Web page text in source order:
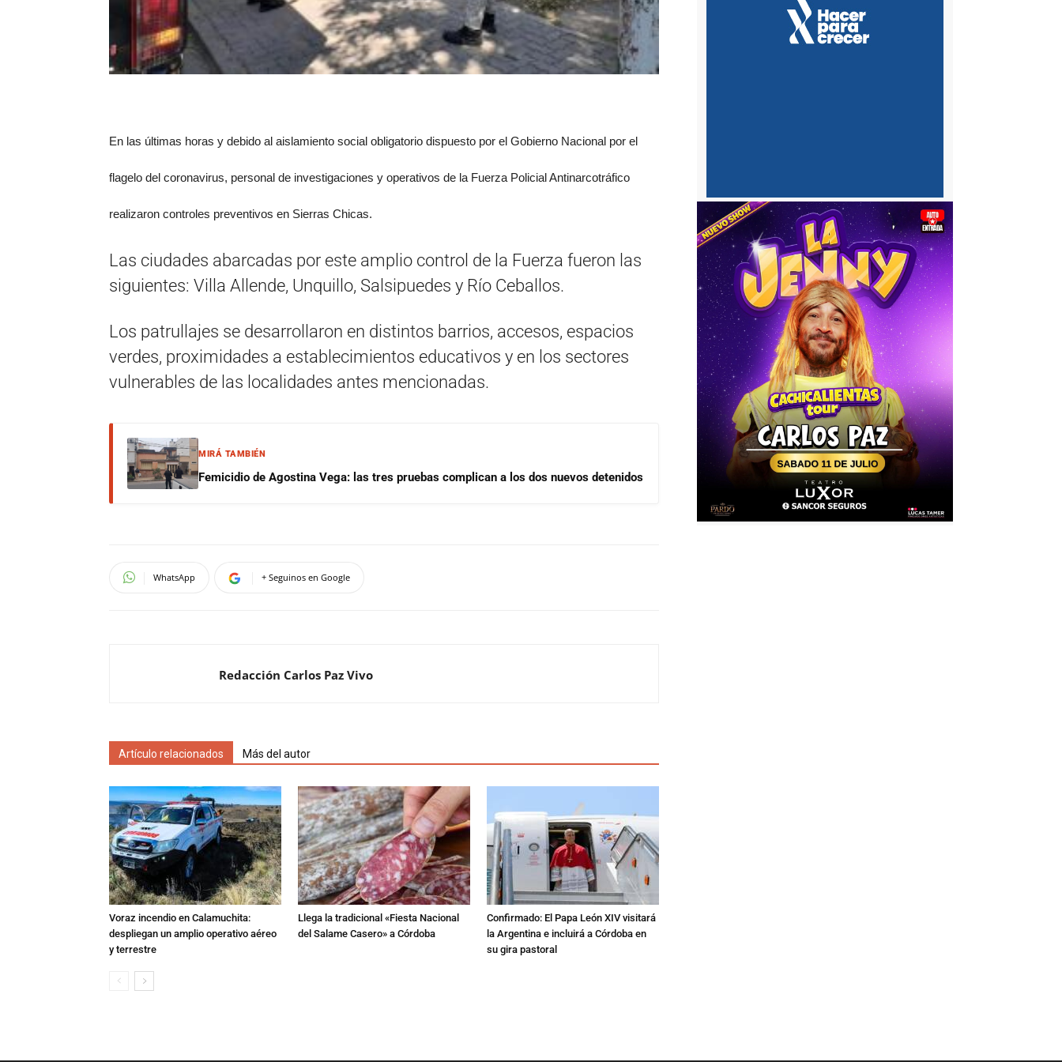
En las últimas horas y debido al aislamiento social obligatorio dispuesto por el Gobierno Nacional por el
flagelo del coronavirus, personal de investigaciones y operativos de la Fuerza Policial Antinarcotráfico
realizaron controles preventivos en Sierras Chicas.
Las ciudades abarcadas por este amplio control de la Fuerza fueron las
siguientes: Villa Allende, Unquillo, Salsipuedes y Río Ceballos.
Los patrullajes se desarrollaron en distintos barrios, accesos, espacios
verdes, proximidades a establecimientos educativos y en los sectores
vulnerables de las localidades antes mencionadas.
MIRÁ TAMBIÉN
Femicidio de Agostina Vega: las tres pruebas complican a los dos nuevos detenidos
WhatsApp + Seguinos en Google
Redacción Carlos Paz Vivo
Artículo relacionados Más del autor
Voraz incendio en Calamuchita:
despliegan un amplio operativo aéreo
y terrestre
Llega la tradicional «Fiesta Nacional
del Salame Casero» a Córdoba
Confirmado: El Papa León XIV visitará
la Argentina e incluirá a Córdoba en
su gira pastoral